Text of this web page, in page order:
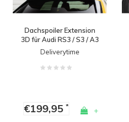
Dachspoiler Extension
3D für Audi RS3 / S3 / A3
S line Sportback
Deliverytime
€199,95* +